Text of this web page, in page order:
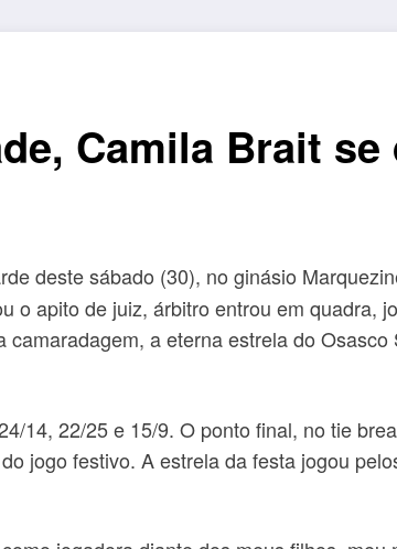
Camila Brait se
deste sábado (30), no ginásio
apito de juiz, árbitro entrou em quadra,
a eterna estrela do
14, 22/25 e 15/9. O ponto final, no tie
jogo festivo. A estrela da festa jogou